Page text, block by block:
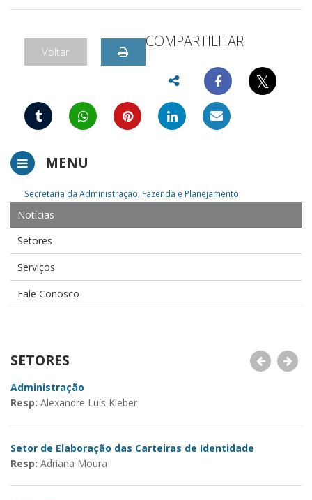
Voltar
COMPARTILHAR
𝕏
MENU
Secretaria da Administração, Fazenda e Planejamento
Notícias
Setores
Serviços
Fale Conosco
SETORES
Administração
Resp: Alexandre Luís Kleber
Setor de Elaboração das Carteiras de Identidade
Resp: Adriana Moura